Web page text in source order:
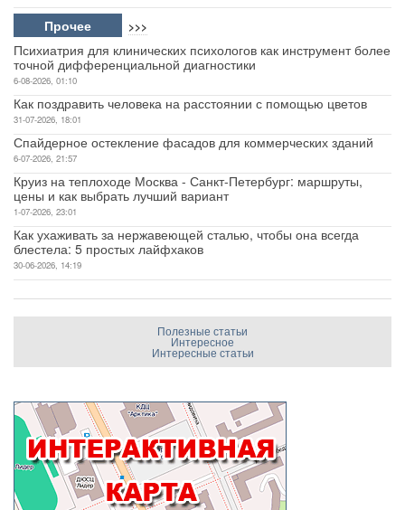
Прочее >>>
Психиатрия для клинических психологов как инструмент более
точной дифференциальной диагностики
6-08-2026, 01:10
Как поздравить человека на расстоянии с помощью цветов
31-07-2026, 18:01
Спайдерное остекление фасадов для коммерческих зданий
6-07-2026, 21:57
Круиз на теплоходе Москва - Санкт-Петербург: маршруты,
цены и как выбрать лучший вариант
1-07-2026, 23:01
Как ухаживать за нержавеющей сталью, чтобы она всегда
блестела: 5 простых лайфхаков
30-06-2026, 14:19
Полезные статьи
Интересное
Интересные статьи